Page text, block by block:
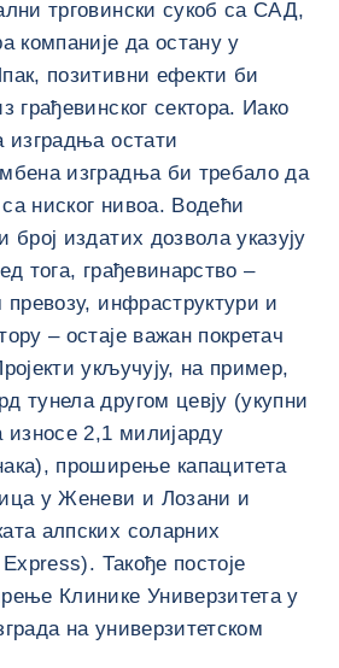
трговински сукоб са САД,
компаније да остану у
позитивни ефекти би
грађевинског сектора. Иако
изградња остати
изградња би требало да
ниског нивоа. Водећи
број издатих дозвола указују
тога, грађевинарство –
превозу, инфраструктури и
– остаје важан покретач
укључују, на пример,
тунела другом цевју (укупни
износе 2,1 милијарду
проширење капацитета
у Женеви и Лозани и
алпских соларних
Такође постоје
Клинике Универзитета у
на универзитетском